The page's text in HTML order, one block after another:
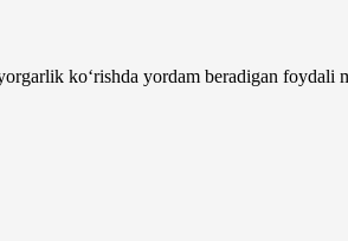
ko‘rishda yordam beradigan